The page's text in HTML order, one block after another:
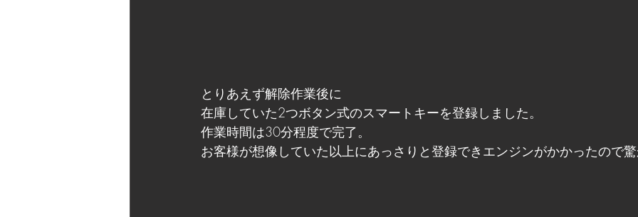
とりあえず解除作業後に
在庫していた2つボタン式のスマートキーを登録しました。
作業時間は30分程度で完了。
お客様が想像していた以上にあっさりと登録できエンジンがかかったので